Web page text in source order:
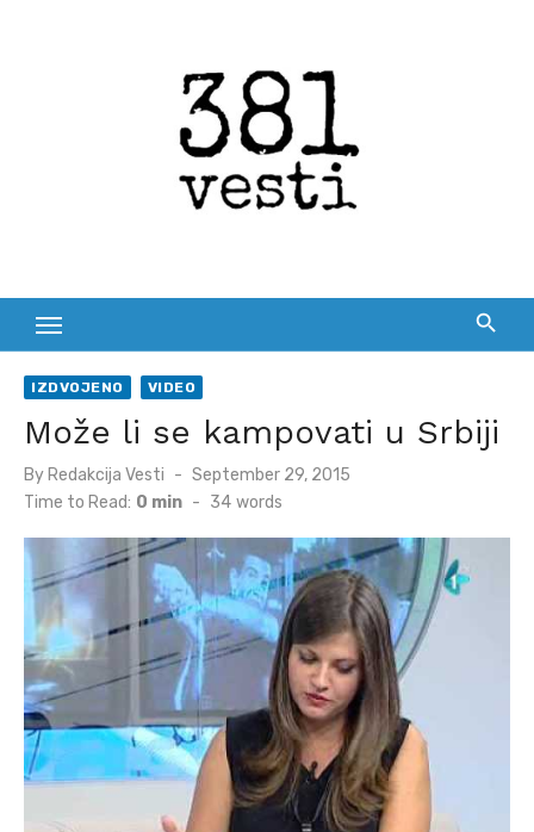
IZDVOJENO VIDEO
Može li se kampovati u Srbiji
By Redakcija Vesti
Posted
September 29, 2015
Time to Read: 0 min - 34 words